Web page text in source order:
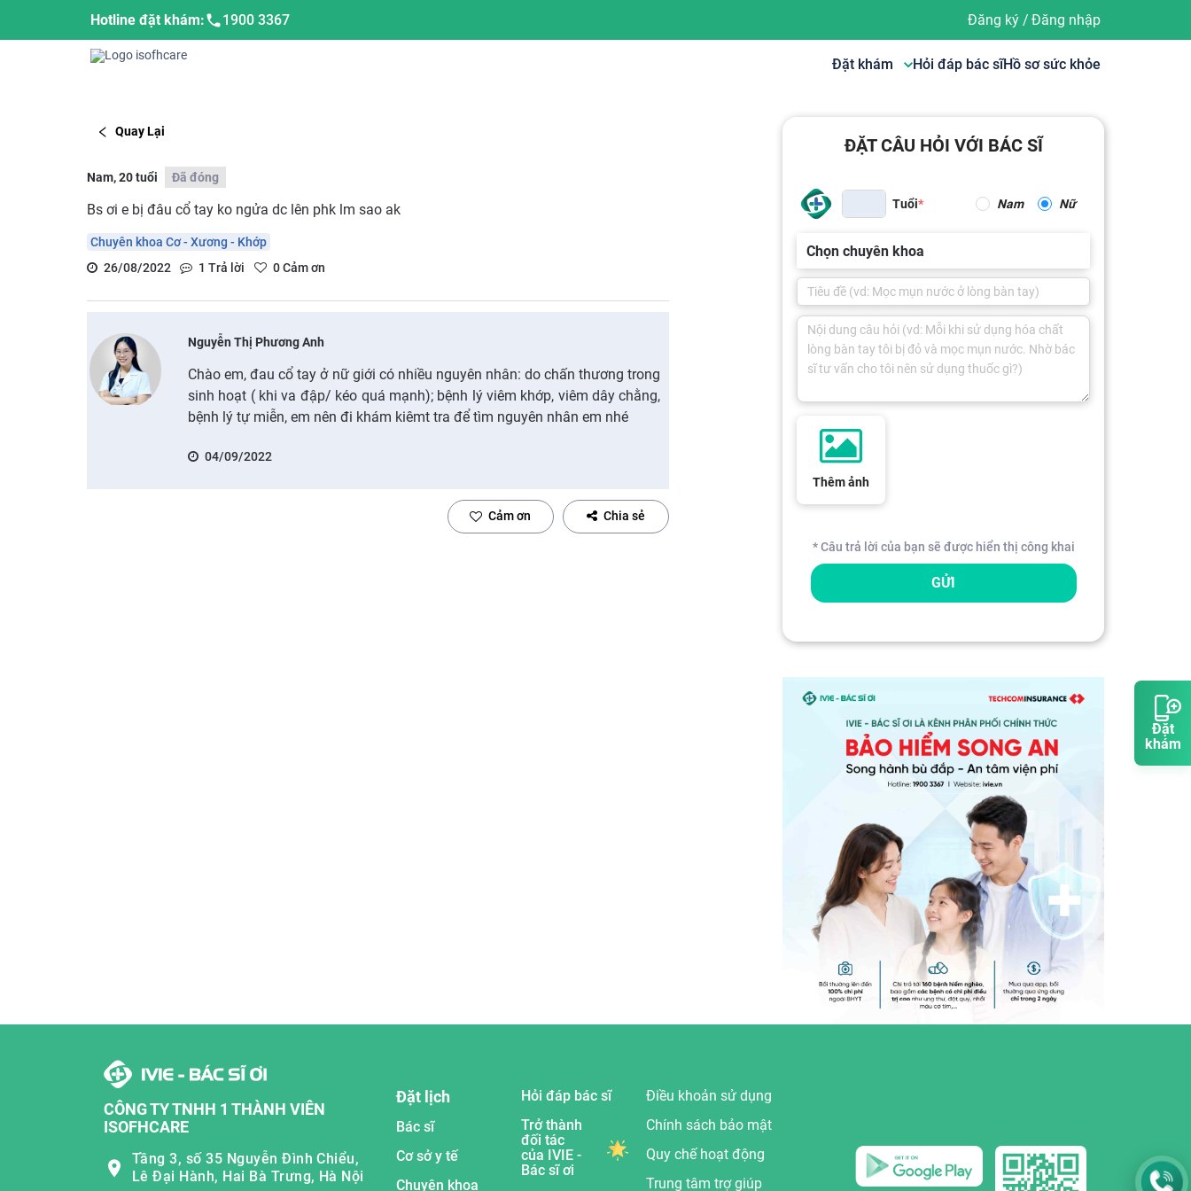
Đặt
khám
Hotline đặt khám: 1900 3367 Đăng ký/ Đăng nhập
Đặt khám Hỏi đáp bác sĩHồ sơ sức khỏe
Quay Lại
Nam, 20 tuổi Đã đóng
Bs ơi e bị đâu cổ tay ko ngửa dc lên phk lm sao ak
Chuyên khoa Cơ - Xương - Khớp
26/08/2022
1 Trả lời 0Cảm ơn
Nguyễn Thị Phương Anh
Chào em, đau cổ tay ở nữ giới có nhiều nguyên nhân: do chấn thương trong
sinh hoạt ( khi va đập/ kéo quá mạnh); bệnh lý viêm khớp, viêm dây chằng,
bệnh lý tự miễn, em nên đi khám kiêmt tra để tìm nguyên nhân em nhé
04/09/2022
Cảm ơn Chia sẻ
ĐẶT CÂU HỎI VỚI BÁC SĨ
Tuổi Nam Nữ
Chọn chuyên khoa
Thêm ảnh
* Câu trả lời của bạn sẽ được hiển thị công khai
GỬI
CÔNG TY TNHH 1 THÀNH VIÊN
ISOFHCARE
Tầng 3, số 35 Nguyễn Đình Chiểu,
Lê Đại Hành, Hai Bà Trưng, Hà Nội
Đặt lịch
Bác sĩ
Cơ sở y tế
Chuyên khoa
Hỏi đáp bác sĩ
Trở thành
đối tác
của IVIE -
Bác sĩ ơi
Điều khoản sử dụng
Chính sách bảo mật
Quy chế hoạt động
Trung tâm trợ giúp